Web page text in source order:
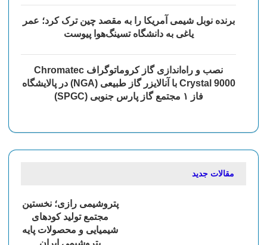
برنده نوبل شیمی آمریکا را به مقصد چین ترک کرد؛ عمر
یاغی به دانشگاه تسینگ‌هوا پیوست
نصب و راه‌اندازی گاز کروماتوگراف Chromatec
Crystal 9000 با آنالایزر گاز طبیعی (NGA) در پالایشگاه
فاز ۱ مجتمع گاز پارس جنوبی (SPGC)
مقالات جدید
پتروشیمی رازی؛ نخستین
مجتمع تولید کودهای
شیمیایی و محصولات پایه
پتروشیمی ایران